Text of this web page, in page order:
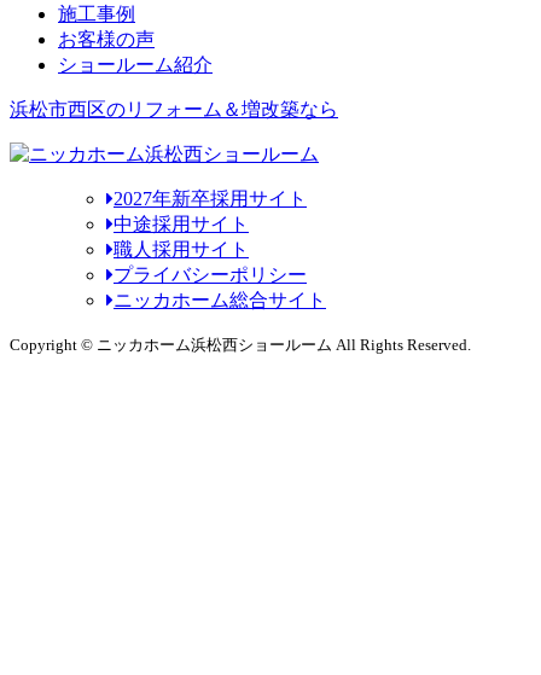
施工事例
お客様の声
ショールーム紹介
浜松市西区のリフォーム＆増改築なら
2027年新卒採用サイト
中途採用サイト
職人採用サイト
プライバシーポリシー
ニッカホーム総合サイト
Copyright © ニッカホーム浜松西ショールーム All Rights Reserved.